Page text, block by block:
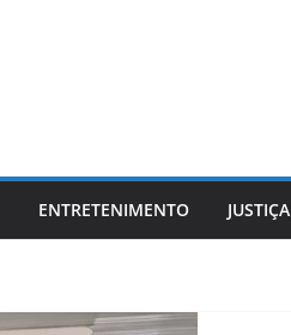
ENTRETENIMENTO JUSTIÇA